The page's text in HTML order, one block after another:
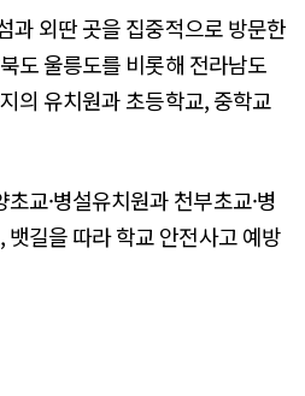
과 외딴 곳을 집중적으로 방문한
도 울릉도를 비롯해 전라남도
의 유치원과 초등학교, 중학교
교·병설유치원과 천부초교·병
뱃길을 따라 학교 안전사고 예방